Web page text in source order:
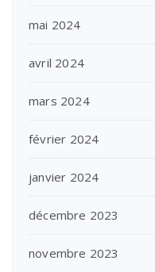
mai 2024
avril 2024
mars 2024
février 2024
janvier 2024
décembre 2023
novembre 2023